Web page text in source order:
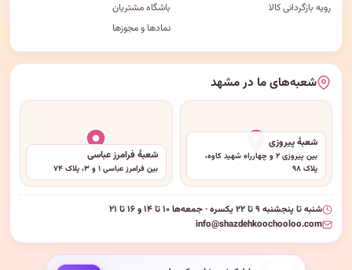
رویه بازگردانی کالا
باشگاه مشتریان
نمادها و مجوزها
شعبه‌های ما در مشهد
شعبهٔ پیروزی
بین پیروزی ۲ و چهارراه شهید کاوه،
پلاک ۹۸
شعبهٔ فرامرز عباسی
بین فرامرز عباسی ۱ و ۳، پلاک ۷۴
شنبه تا پنجشنبه ۹ تا ۲۲ یکسره · جمعه‌ها ۱۰ تا ۱۴ و ۱۶ تا ۲۱
info@shazdehkoochooloo.com